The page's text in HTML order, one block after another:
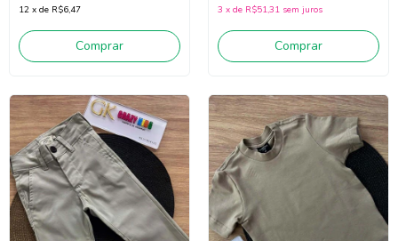
12 x de R$6,47
Comprar
3 x de R$51,31 sem juros
Comprar